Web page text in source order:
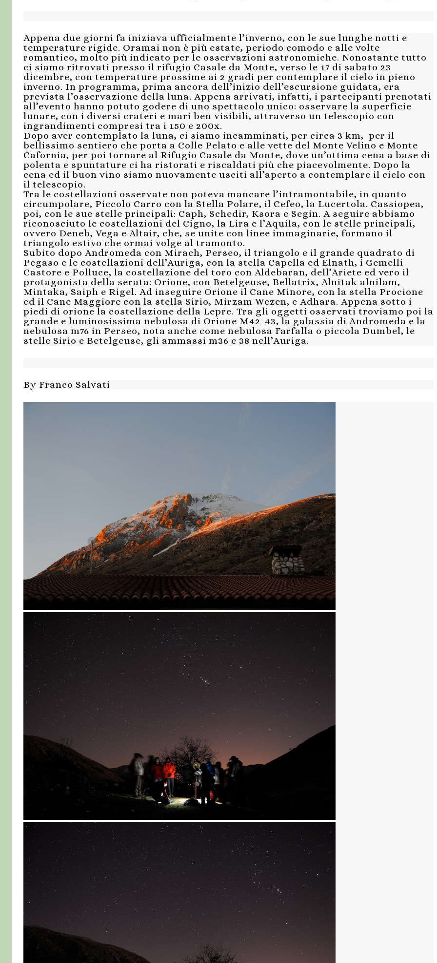
Appena due giorni fa iniziava ufficialmente l’inverno, con le sue lunghe notti e
temperature rigide. Oramai non è più estate, periodo comodo e alle volte
romantico, molto più indicato per le osservazioni astronomiche. Nonostante tutto
ci siamo ritrovati presso il rifugio Casale da Monte, verso le 17 di sabato 23
dicembre, con temperature prossime ai 2 gradi per contemplare il cielo in pieno
inverno. In programma, prima ancora dell’inizio dell’escursione guidata, era
prevista l’osservazione della luna. Appena arrivati, infatti, i partecipanti prenotati
all’evento hanno potuto godere di uno spettacolo unico: osservare la superficie
lunare, con i diversi crateri e mari ben visibili, attraverso un telescopio con
ingrandimenti compresi tra i 150 e 200x.
Dopo aver contemplato la luna, ci siamo incamminati, per circa 3 km, per il
bellissimo sentiero che porta a Colle Pelato e alle vette del Monte Velino e Monte
Cafornia, per poi tornare al Rifugio Casale da Monte, dove un’ottima cena a base di
polenta e spuntature ci ha ristorati e riscaldati più che piacevolmente. Dopo la
cena ed il buon vino siamo nuovamente usciti all’aperto a contemplare il cielo con
il telescopio.
Tra le costellazioni osservate non poteva mancare l’intramontabile, in quanto
circumpolare, Piccolo Carro con la Stella Polare, il Cefeo, la Lucertola. Cassiopea,
poi, con le sue stelle principali: Caph, Schedir, Ksora e Segin. A seguire abbiamo
riconosciuto le costellazioni del Cigno, la Lira e l’Aquila, con le stelle principali,
ovvero Deneb, Vega e Altair, che, se unite con linee immaginarie, formano il
triangolo estivo che ormai volge al tramonto.
Subito dopo Andromeda con Mirach, Perseo, il triangolo e il grande quadrato di
Pegaso e le costellazioni dell’Auriga, con la stella Capella ed Elnath, i Gemelli
Castore e Polluce, la costellazione del toro con Aldebaran, dell’Ariete ed vero il
protagonista della serata: Orione, con Betelgeuse, Bellatrix, Alnitak alnilam,
Mintaka, Saiph e Rigel. Ad inseguire Orione il Cane Minore, con la stella Procione
ed il Cane Maggiore con la stella Sirio, Mirzam Wezen, e Adhara. Appena sotto i
piedi di orione la costellazione della Lepre. Tra gli oggetti osservati troviamo poi la
grande e luminosissima nebulosa di Orione M42-43, la galassia di Andromeda e la
nebulosa m76 in Perseo, nota anche come nebulosa Farfalla o piccola Dumbel, le
stelle Sirio e Betelgeuse, gli ammassi m36 e 38 nell’Auriga.
By Franco Salvati